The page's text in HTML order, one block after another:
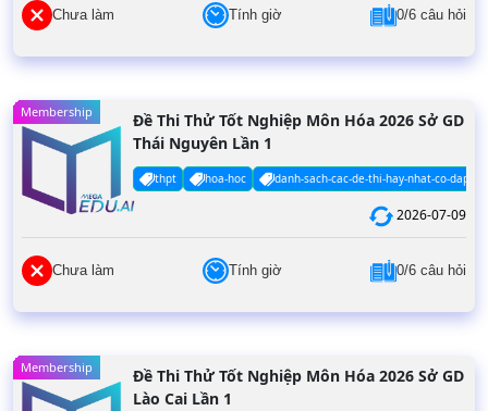
Chưa làm Tính giờ 0/6 câu hỏi
Membership
Đề Thi Thử Tốt Nghiệp Môn Hóa 2026 Sở GD
Thái Nguyên Lần 1
thpt hoa-hoc danh-sach-cac-de-thi-hay-nhat-co-dap-an
2026-07-09
Chưa làm Tính giờ 0/6 câu hỏi
Membership
Đề Thi Thử Tốt Nghiệp Môn Hóa 2026 Sở GD
Lào Cai Lần 1